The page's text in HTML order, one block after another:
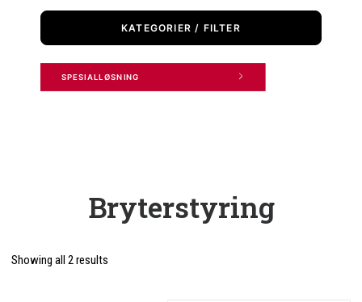
VÅRE PRODUKTER
BROSJYRER & TEKNISK DATA
NYHETER
0 items in quote
KATEGORIER / FILTER
SPESIALLØSNING
Bryterstyring
Showing all 2 results